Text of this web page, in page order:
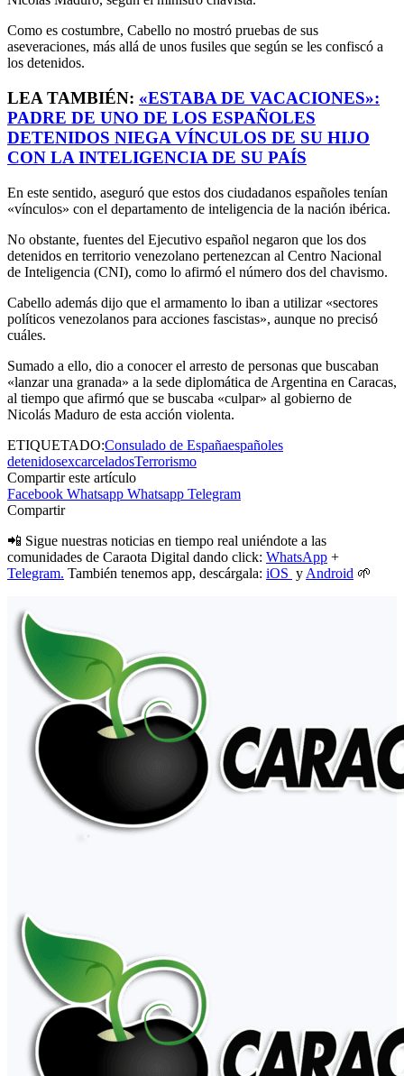
Como es costumbre, Cabello no mostró pruebas de sus
aseveraciones, más allá de unos fusiles que según se les confiscó a
los detenidos.
LEA TAMBIÉN: «ESTABA DE VACACIONES»:
PADRE DE UNO DE LOS ESPAÑOLES
DETENIDOS NIEGA VÍNCULOS DE SU HIJO
CON LA INTELIGENCIA DE SU PAÍS
En este sentido, aseguró que estos dos ciudadanos españoles tenían
«vínculos» con el departamento de inteligencia de la nación ibérica.
No obstante, fuentes del Ejecutivo español negaron que los dos
detenidos en territorio venezolano pertenezcan al Centro Nacional
de Inteligencia (CNI), como lo afirmó el número dos del chavismo.
Cabello además dijo que el armamento lo iban a utilizar «sectores
políticos venezolanos para acciones fascistas», aunque no precisó
cuáles.
Sumado a ello, dio a conocer el arresto de personas que buscaban
«lanzar una granada» a la sede diplomática de Argentina en Caracas,
al tiempo que afirmó que se buscaba «culpar» al gobierno de
Nicolás Maduro de esta acción violenta.
ETIQUETADO:Consulado de Españaespañoles
detenidosexcarceladosTerrorismo
Compartir este artículo
Facebook Whatsapp Whatsapp Telegram
Compartir
📲 Sigue nuestras noticias en tiempo real uniéndote a las
comunidades de Caraota Digital dando click: WhatsApp +
Telegram. También tenemos app, descárgala: iOS y Android 🌱